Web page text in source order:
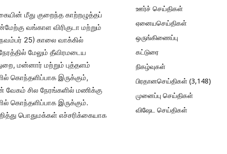
மீது குறைந்த காற்றழுத்தப்
வங்காள விரிகுடா மற்றும்
25) காலை வாக்கில்
மேலும் தீவிரமடைய
மன்னார் மற்றும் புத்தளம்
கொந்தளிப்பாக இருக்கும்,
வேகம் சில நேரங்களில் மணிக்கு
கொந்தளிப்பாக இருக்கும்.
பொதுமக்கள் எச்சரிக்கையாக
ஊர்ச் செய்திகள்
ஏனையசெய்திகள்
ஒருங்கிணைப்பு
கட்டுரை
நிகழ்வுகள்
பிரதானசெய்திகள் (3,148)
முனைப்பு செய்திகள்
விஷேட செய்திகள்